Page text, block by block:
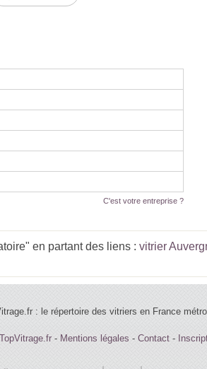
C'est votre entreprise ?
en partant des liens : vitrier
: le répertoire des vitriers en France
TopVitrage.fr - Mentions légales - Contact -